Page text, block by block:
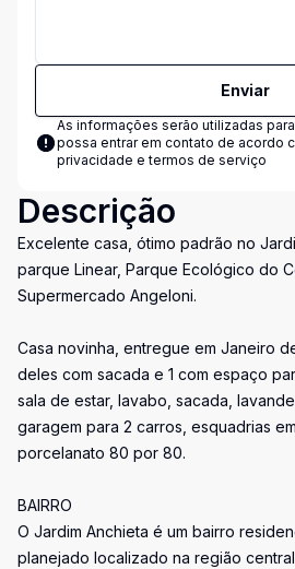
Enviar
As informações serão utilizadas
possa entrar em contato de acordo
privacidade e termos de serviço
Descrição
Excelente casa, ótimo padrão no
parque Linear, Parque Ecológico do
Supermercado Angeloni.
Casa novinha, entregue em Janeiro
deles com sacada e 1 com espaço
sala de estar, lavabo, sacada,
garagem para 2 carros, esquadrias
porcelanato 80 por 80.
BAIRRO
O Jardim Anchieta é um bairro
planejado localizado na região